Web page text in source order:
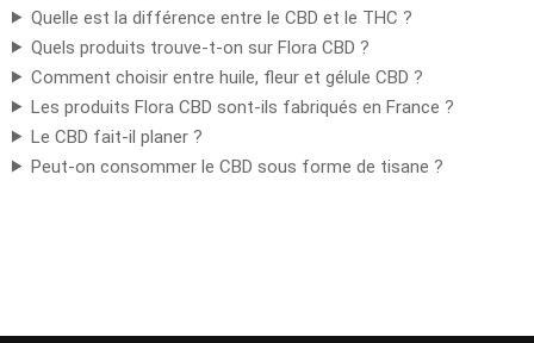
Quelle est la différence entre le CBD et le THC ?
Quels produits trouve-t-on sur Flora CBD ?
Comment choisir entre huile, fleur et gélule CBD ?
Les produits Flora CBD sont-ils fabriqués en France ?
Le CBD fait-il planer ?
Peut-on consommer le CBD sous forme de tisane ?